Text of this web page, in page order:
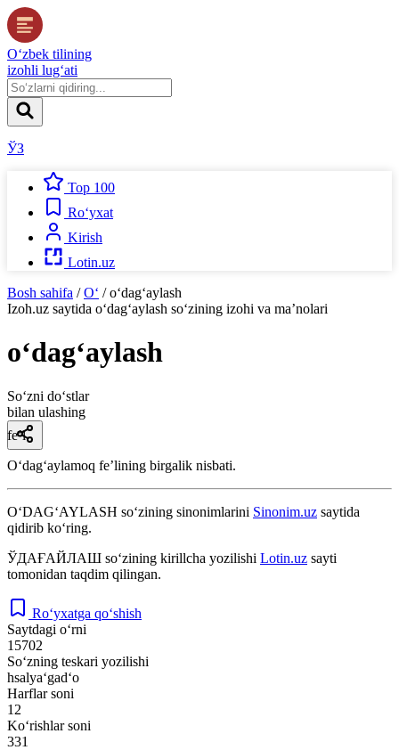
O‘zbek tilining
izohli lug‘ati
ЎЗ
Top 100
Ro‘yxat
Kirish
Lotin.uz
Bosh sahifa / O‘ / o‘dag‘aylash
Izoh.uz saytida o‘dag‘aylash so‘zining izohi va ma’nolari
o‘dag‘aylash
So‘zni do‘stlar
bilan ulashing
fe’l
Oʻdagʻaylamoq feʼlining birgalik nisbati.
O‘DAG‘AYLASH so‘zining sinonimlarini Sinonim.uz saytida
qidirib ko‘ring.
ЎДАҒАЙЛАШ so‘zining kirillcha yozilishi Lotin.uz sayti
tomonidan taqdim qilingan.
Ro‘yxatga qo‘shish
Saytdagi o‘rni
15702
So‘zning teskari yozilishi
hsalya‘gad‘o
Harflar soni
12
Ko‘rishlar soni
331